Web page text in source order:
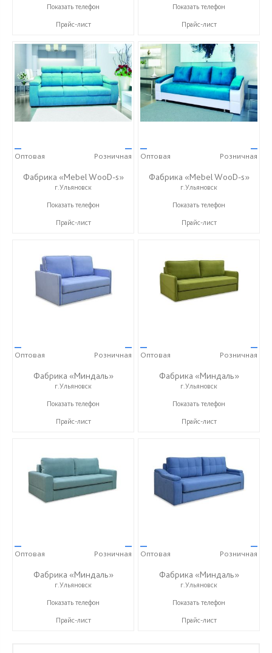
+7 (906) 140-08-08
Показать телефон
Прайс-лист
+7 (906) 140-08-08
Показать телефон
Прайс-лист
—
Оптовая
—
Розничная
Фабрика «Mebel WooD-s»
г.Ульяновск
+7 (906) 140-08-08
Показать телефон
Прайс-лист
—
Оптовая
—
Розничная
Фабрика «Mebel WooD-s»
г.Ульяновск
+7 (906) 140-08-08
Показать телефон
Прайс-лист
—
Оптовая
—
Розничная
Фабрика «Миндаль»
г.Ульяновск
+7 (927) 630-62-82
Показать телефон
Прайс-лист
—
Оптовая
—
Розничная
Фабрика «Миндаль»
г.Ульяновск
+7 (927) 630-62-82
Показать телефон
Прайс-лист
—
Оптовая
—
Розничная
Фабрика «Миндаль»
г.Ульяновск
+7 (927) 630-62-82
Показать телефон
Прайс-лист
—
Оптовая
—
Розничная
Фабрика «Миндаль»
г.Ульяновск
+7 (927) 630-62-82
Показать телефон
Прайс-лист